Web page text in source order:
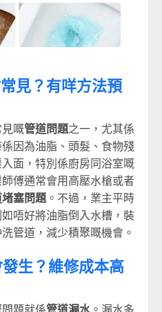
見？有咩方法預
嘅管道問題之一，尤其係
因為油脂、頭髮、食物殘
面，特別係廚房同浴室嘅
傅通常會用高壓水槍或者
塞問題 。不過，業主平時
唔好將油脂倒入水槽，裝
管道，減少積聚嘅機會。
生？維修成本高
題就係管道漏水。漏水多